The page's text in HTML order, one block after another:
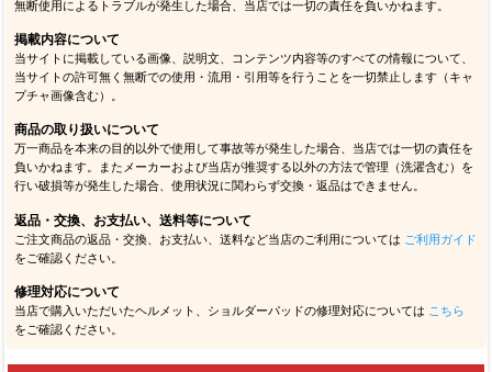
無断使用によるトラブルが発生した場合、当店では一切の責任を負いかねます。
掲載内容について
当サイトに掲載している画像、説明文、コンテンツ内容等のすべての情報について、
当サイトの許可無く無断での使用・流用・引用等を行うことを一切禁止します（キャ
プチャ画像含む）。
商品の取り扱いについて
万一商品を本来の目的以外で使用して事故等が発生した場合、当店では一切の責任を
負いかねます。またメーカーおよび当店が推奨する以外の方法で管理（洗濯含む）を
行い破損等が発生した場合、使用状況に関わらず交換・返品はできません。
返品・交換、お支払い、送料等について
ご注文商品の返品・交換、お支払い、送料など当店のご利用については ご利用ガイド
をご確認ください。
修理対応について
当店で購入いただいたヘルメット、ショルダーパッドの修理対応については こちら
をご確認ください。